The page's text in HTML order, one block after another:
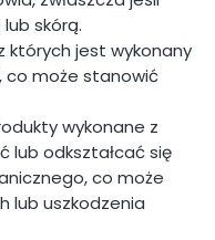
skórą.
których jest wykonany
co może stanowić
wykonane z
lub odkształcać się
co może
lub uszkodzenia